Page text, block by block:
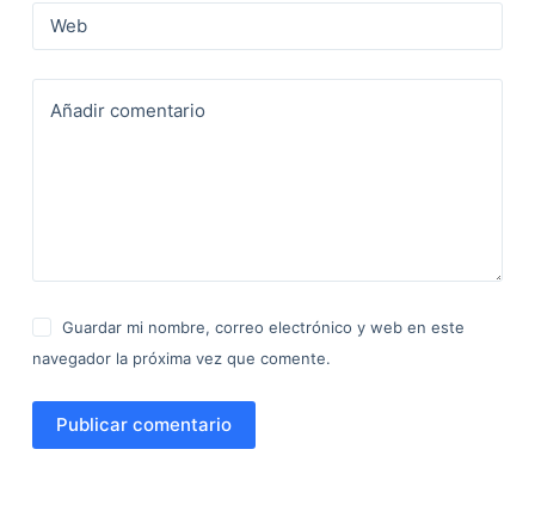
Web
Añadir comentario
Guardar mi nombre, correo electrónico y web en este
navegador la próxima vez que comente.
Publicar comentario